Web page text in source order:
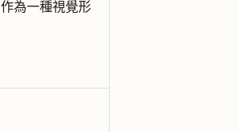
為一種視覺形